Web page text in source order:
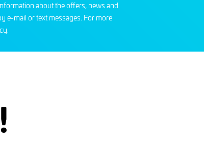
about the offers, news and
e-mail or text messages. For more
.